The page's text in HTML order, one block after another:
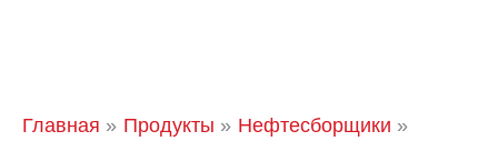
Главная Продукты
Нефтесборщики